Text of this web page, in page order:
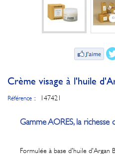
Crème visage à l'huile
Référence :: 147421
Gamme AORES, la
Formulée à base d'huile d'Argan